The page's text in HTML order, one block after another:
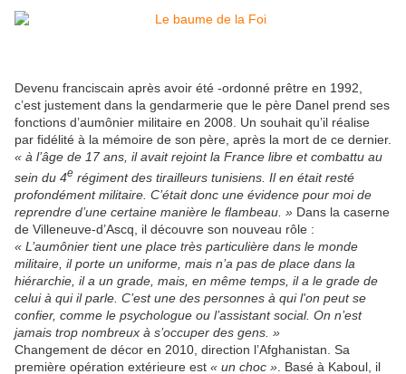
Devenu franciscain après avoir été -ordonné prêtre en 1992,
c’est justement dans la gendarmerie que le père Danel prend ses
fonctions d’aumônier militaire en 2008. Un souhait qu’il réalise
par fidélité à la mémoire de son père, après la mort de ce dernier.
« à l’âge de 17 ans, il avait rejoint la France libre et combattu au
sein du 4e régiment des tirailleurs tunisiens. Il en était resté
profondément militaire. C’était donc une évidence pour moi de
reprendre d’une certaine manière le flambeau. » Dans la caserne
de Villeneuve-d’Ascq, il découvre son nouveau rôle :
« L’aumônier tient une place très particulière dans le monde
militaire, il porte un uniforme, mais n’a pas de place dans la
hiérarchie, il a un grade, mais, en même temps, il a le grade de
celui à qui il parle. C’est une des personnes à qui l'on peut se
confier, comme le psychologue ou l’assistant social. On n’est
jamais trop nombreux à s’occuper des gens. »
Changement de décor en 2010, direction l’Afghanistan. Sa
première opération extérieure est « un choc » . Basé à Kaboul, il